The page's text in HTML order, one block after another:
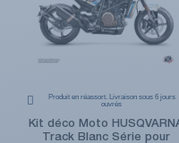
Produit en réassort. Livraison sous 6 jours
ouvrés
Kit déco Moto
Track Blanc Série pour